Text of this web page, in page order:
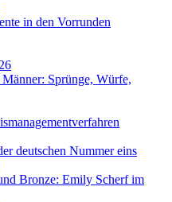
in den Vorrunden
Sprünge, Würfe,
deutschen Nummer eins
Bronze: Emily Scherf im